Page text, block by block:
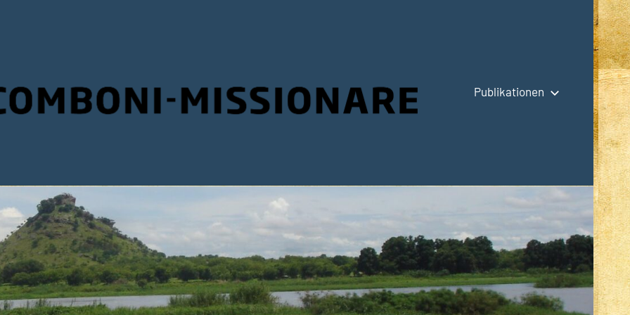
Publikationen